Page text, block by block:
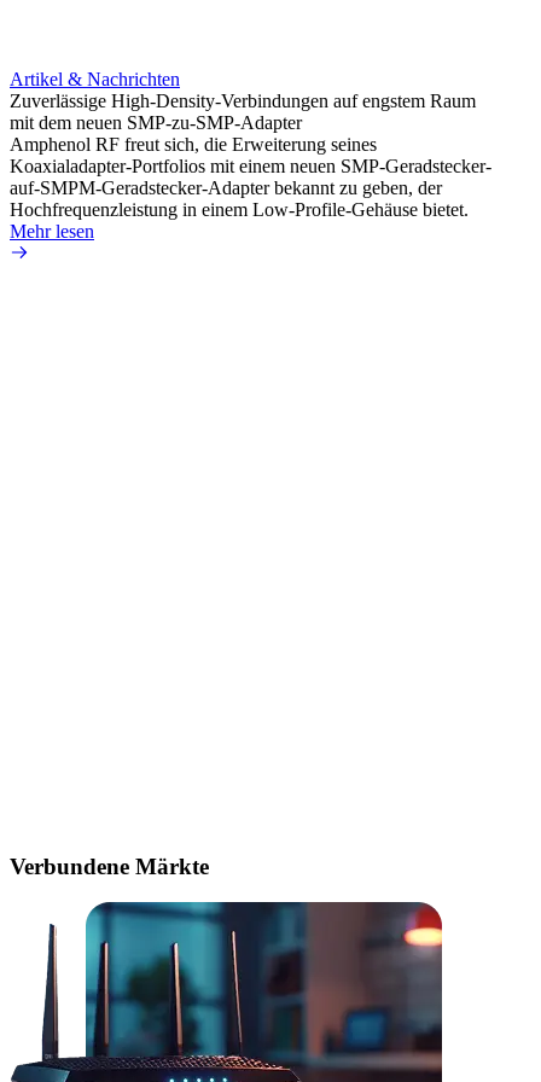
Artikel & Nachrichten
Zuverlässige High-Density-Verbindungen auf engstem Raum
mit dem neuen SMP-zu-SMP-Adapter
Amphenol RF freut sich, die Erweiterung seines
Koaxialadapter-Portfolios mit einem neuen SMP-Geradstecker-
auf-SMPM-Geradstecker-Adapter bekannt zu geben, der
Hochfrequenzleistung in einem Low-Profile-Gehäuse bietet.
Mehr lesen
Verbundene Märkte